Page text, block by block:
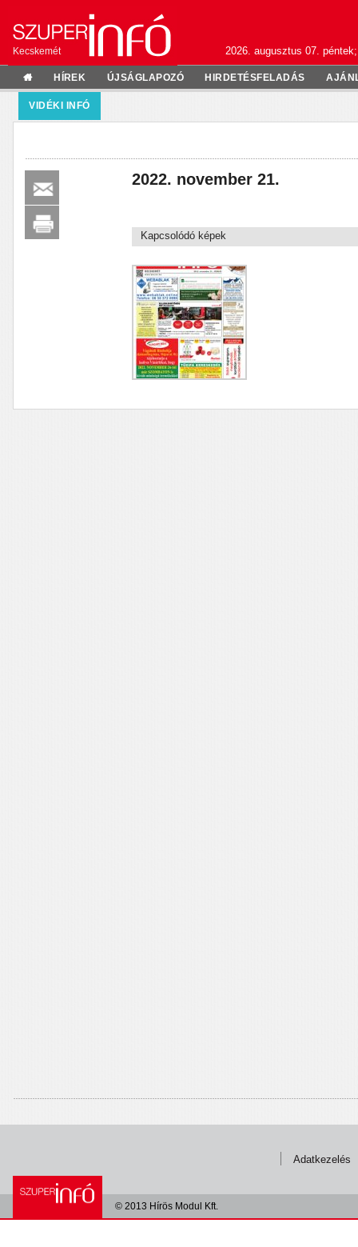
Kecskemét 2026. augusztus 07.
HÍREK ÚJSÁGLAPOZÓ HIRDETÉSFELADÁS
VIDÉKI INFÓ
2022. november 21.
Kapcsolódó képek
Adatkezelés
© 2013 Hírös Modul Kft.